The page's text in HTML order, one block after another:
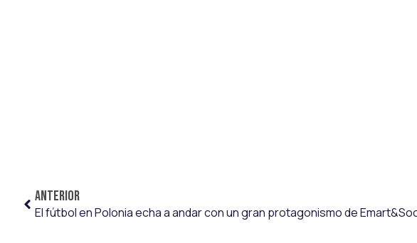
ANTERIOR
El fútbol en Polonia echa a andar con un gran protagonismo de